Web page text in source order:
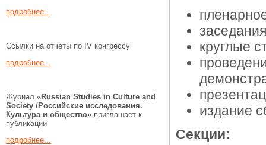
подробнее...
Ссылки на отчеты по IV конгрессу
подробнее...
Журнал «Russian Studies in Culture and
Society /Российские исследования.
Культура и общество» приглашает к
публикации
подробнее...
круглые
издание
Секции: